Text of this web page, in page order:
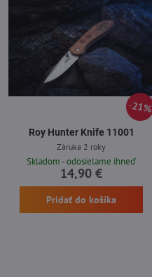
21%
Roy Hunter Knife 11001
Záruka 2 roky
Skladom - odosielame ihneď
14,90 €
Pridať do košíka